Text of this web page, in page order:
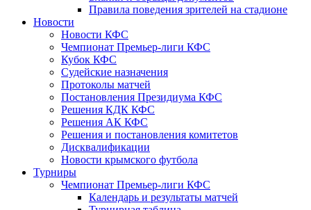
Правила поведения зрителей на стадионе
Новости
Новости КФС
Чемпионат Премьер-лиги КФС
Кубок КФС
Судейские назначения
Протоколы матчей
Постановления Президиума КФС
Решения КДК КФС
Решения АК КФС
Решения и постановления комитетов
Дисквалификации
Новости крымского футбола
Турниры
Чемпионат Премьер-лиги КФС
Календарь и результаты матчей